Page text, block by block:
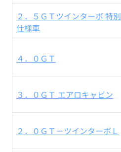
２．５ＧＴツインターボ 特別
仕様車
４．０ＧＴ
３．０ＧＴ エアロキャビン
２．０ＧＴ－ツインターボＬ